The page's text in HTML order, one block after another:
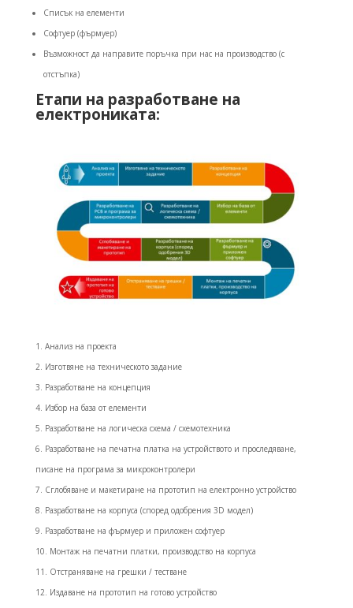
Списък на елементи
Софтуер (фърмуер)
Възможност да направите поръчка при нас на производство (с
отстъпка)
Етапи на разработване на
електрониката:
Анализ на проекта
Изготвяне на техническото задание
Разработване на концепция
Избор на база от елементи
Разработване на логическа схема / схемотехника
Разработване на печатна платка на устройството и проследяване,
писане на програма за микроконтролери
Сглобяване и макетиране на прототип на електронно устройство
Разработване на корпуса (според одобрения 3D модел)
Разработване на фърмуер и приложен софтуер
Монтаж на печатни платки, производство на корпуса
Отстраняване на грешки / тестване
Издаване на прототип на готово устройство